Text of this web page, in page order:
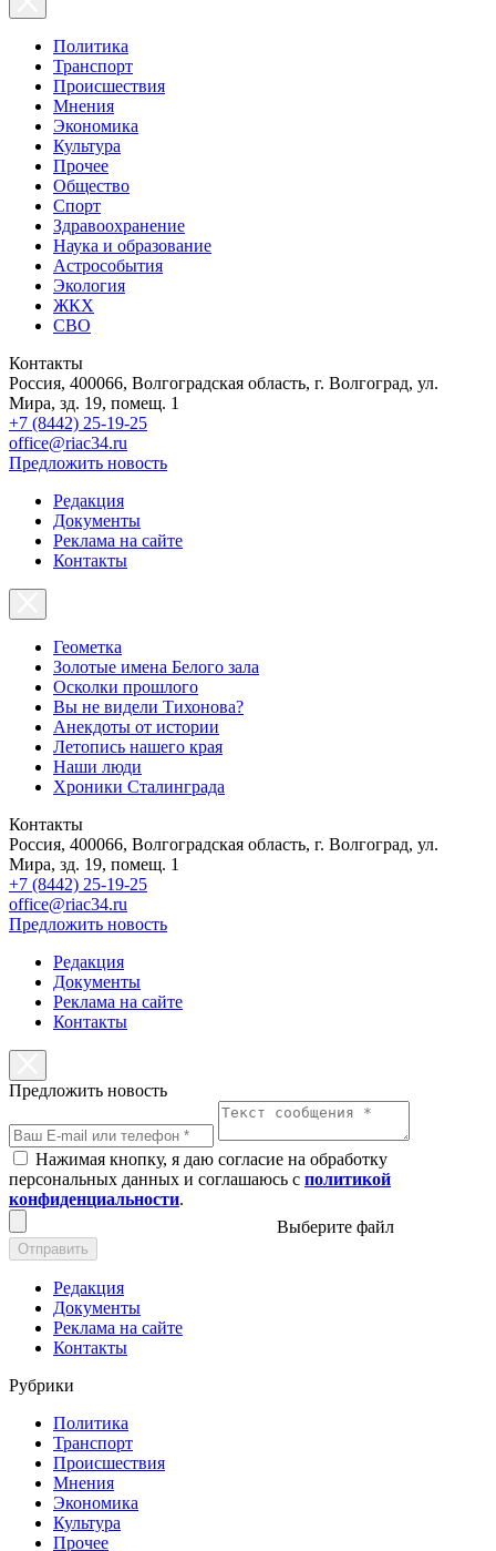
Политика
Транспорт
Происшествия
Мнения
Экономика
Культура
Прочее
Общество
Спорт
Здравоохранение
Наука и образование
Астрособытия
Экология
ЖКХ
СВО
Контакты
Россия, 400066, Волгоградская область, г. Волгоград, ул.
Мира, зд. 19, помещ. 1
+7 (8442) 25-19-25
office@riac34.ru
Предложить новость
Редакция
Документы
Реклама на сайте
Контакты
Геометка
Золотые имена Белого зала
Осколки прошлого
Вы не видели Тихонова?
Анекдоты от истории
Летопись нашего края
Наши люди
Хроники Сталинграда
Контакты
Россия, 400066, Волгоградская область, г. Волгоград, ул.
Мира, зд. 19, помещ. 1
+7 (8442) 25-19-25
office@riac34.ru
Предложить новость
Редакция
Документы
Реклама на сайте
Контакты
Предложить новость
Нажимая кнопку, я даю согласие на обработку
персональных данных и соглашаюсь с политикой
конфиденциальности.
Выберите файл
Отправить
Редакция
Документы
Реклама на сайте
Контакты
Рубрики
Политика
Транспорт
Происшествия
Мнения
Экономика
Культура
Прочее